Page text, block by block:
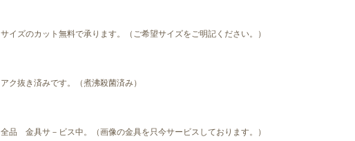
サイズのカット無料で承ります。（ご希望サイズをご明記ください。）
アク抜き済みです。（煮沸殺菌済み）
全品 金具サ－ビス中。（画像の金具を只今サービスしております。）